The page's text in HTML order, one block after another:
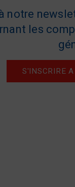
notre
les
S'INSCRIRE